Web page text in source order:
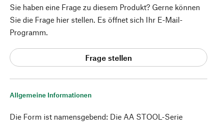
Allgemeine Informationen
Die Form ist namensgebend: Die AA STOOL-Serie
Sie haben eine Frage zu diesem Produkt? Gerne können
Sie die Frage hier stellen. Es öffnet sich Ihr E-Mail-
Programm.
Frage stellen